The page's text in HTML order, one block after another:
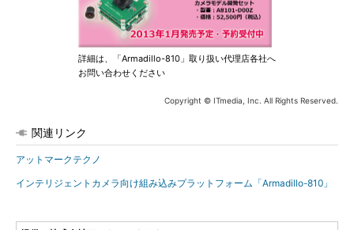
詳細は、「Armadillo-810」取り扱い代理店各社へ
お問い合わせください
Copyright © ITmedia, Inc. All Rights Reserved.
関連リンク
アットマークテクノ
インテリジェントカメラ向け組み込みプラットフォーム「Armadillo-810」